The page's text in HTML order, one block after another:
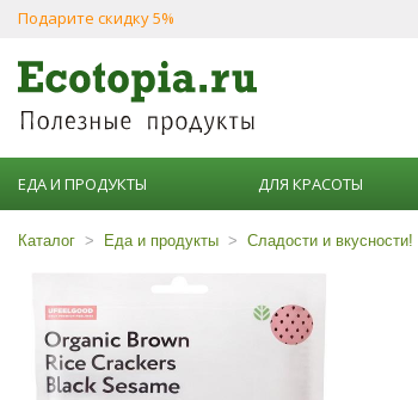
Подарите скидку 5%
ЕДА И ПРОДУКТЫ ДЛЯ КРАСОТЫ
Каталог Еда и продукты Сладости и вкусности!